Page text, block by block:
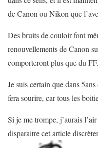
de Canon ou Nikon que
Des bruits de couloir font
renouvellements de Canon
comporteront plus que du FF.
Je suis certain que dans
fera sourire, car tous les
Si je me trompe, j’aurais
disparaitre cet article